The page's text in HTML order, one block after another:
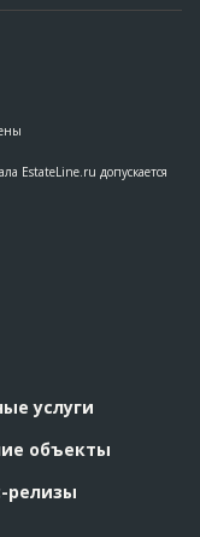
EstateLine.ru допускается
услуги
объекты
релизы